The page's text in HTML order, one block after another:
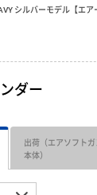
シルバーモデル【エア
ダー
出荷（エアソフトガ
本体）